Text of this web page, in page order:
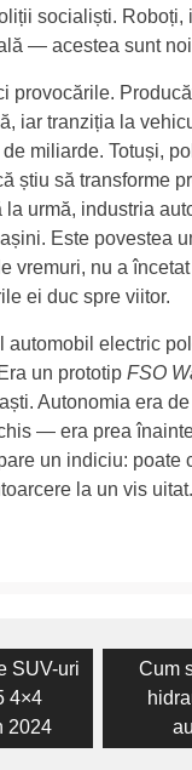
socialiști. Roboți,
— acestea sunt
provocările.
iar tranziția la
miliarde. Totuși,
știu să transforme
la urmă, industria
Este povestea
vremuri, nu a
ei duc spre viitor.
automobil electric
un prototip FSO
Autonomia era
— era prea
un indiciu: poate
la un vis uitat.
SUV-uri
4×4
2024
Next
post:
Cum